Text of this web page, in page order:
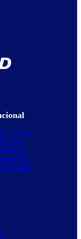
Somos
Equipe
Wizard